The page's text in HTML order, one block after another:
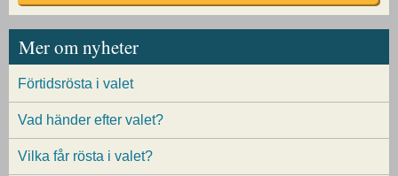
Mer om nyheter
Förtidsrösta i valet
Vad händer efter valet?
Vilka får rösta i valet?